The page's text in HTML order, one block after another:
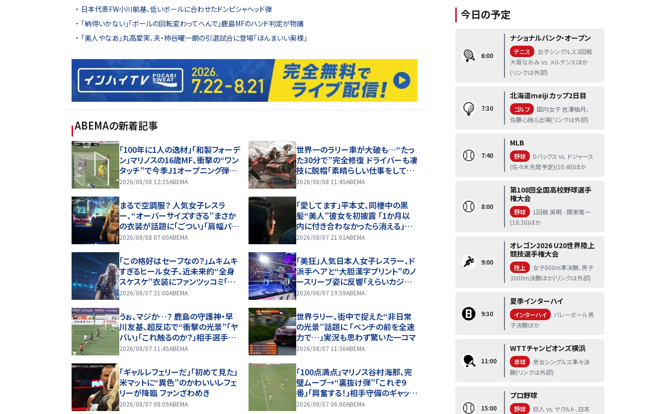
日本代表FW小川航基、低いボールに合わせたドンピシャヘッド弾
「納得いかない」「ボールの回転変わってへんで」鹿島MFのハンド判定が物議
「美人やなあ」丸高愛実、夫・柿谷曜一朗の引退試合に登場「ほんまいい奥様」
ABEMAの新着記事
「100年に1人の逸材」「和製フォーデ
ン」マリノスの16歳MF、衝撃の“ワン
タッチ”で今季J1オープニング弾！
記録ずくめのデビュー戦初ゴールに
2026/08/08 12:25ABEMA
世界一のラリー車が大破も…“たっ
た30分で”完全修復 ドライバーも凄
技に脱帽「素晴らしい仕事をしてく
れた」
2026/08/08 11:45ABEMA
まるで空調服？ 人気女子レスラ
ー、“オーバーサイズすぎる”まさか
の衣装が話題に「ごつい」「肩幅パッ
ドすご」
2026/08/08 07:00ABEMA
「愛してます」平本丈、同棲中の黒
髪“美人”彼女を初披露 「1か月以
内に付き合わなかったら消える」馴
れ初めも
2026/08/07 21:01ABEMA
「この格好はセーフなの？」ムキムキ
すぎるヒール女子、近未来的“全身
スケスケ”衣装にファンツッコミ「着
ているけど着ていない感…」
2026/08/07 21:00ABEMA
「美狂」人気日本人女子レスラー、ド
派手ヘアと“大胆漢字プリント”のノ
ースリーブ姿に反響「えらいカジュ
アルやな」
2026/08/07 19:59ABEMA
うぉ、マジか…？ 鹿島の守護神・早
川友基、超反応で“衝撃の光景”「ヤ
バい」「これ触るのか？」相手選手ド
ン引き→右手一本“スーパーセー
2026/08/07 11:45ABEMA
世界ラリー、街中で捉えた“非日常
の光景”話題に 「ベンチの前を全速
力で…」実況も思わず驚いた一コマ
2026/08/07 11:30ABEMA
「ギャルレフェリーだ」「初めて見た」
米マットに“異色”のかわいいレフェ
リーが降臨 ファンざわめき
2026/08/07 08:09ABEMA
「100点満点」マリノス谷村海那、完
璧ムーブ→“裏抜け弾”「これぞ9
番」「興奮する！」相手守備のギャップ
を狙う”斜めの抜け出し”
2026/08/07 06:00ABEMA
今日の予定
6:00
ナショナルバンク・オープン
テニス
女子シングルス3回戦
大坂なおみ vs. メルテンスほか
(リンクは外部)
7:30
北海道meiji カップ2日目
ゴルフ
国内女子 吉澤柚月、
佐藤心結ら出場(リンクは外部)
7:40
MLB
野球
Dバックス vs. ドジャース
(佐々木先発予定)(10:40)ほか
8:00
第108回全国高校野球選手
権大会
野球
1回戦 英明 - 関東第一
(18:30)ほか
9:00
オレゴン2026 U20世界陸上
競技選手権大会
陸上
女子800m準決勝、男子
3000m決勝ほか(リンクは外部)
9:30
夏季インターハイ
インターハイ
バレーボール男
子決勝ほか
11:00
WTTチャンピオンズ横浜
卓球
男女シングルス準々決
勝(リンクは外部)
15:00
プロ野球
野球
巨人 vs. ヤクルト、日本